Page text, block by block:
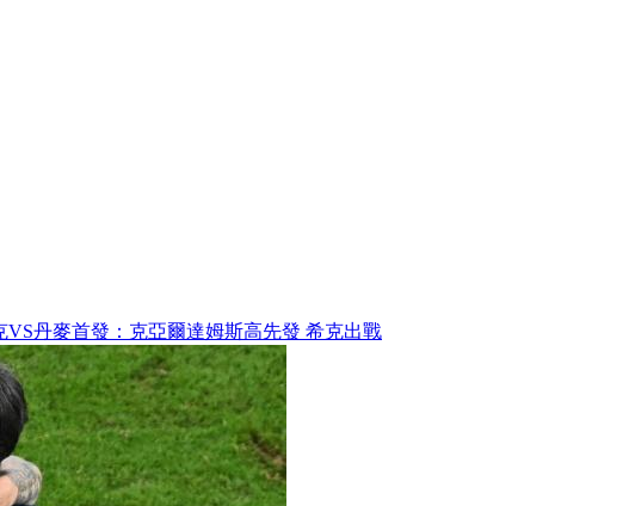
VS丹麥首發：克亞爾達姆斯高先發 希克出戰